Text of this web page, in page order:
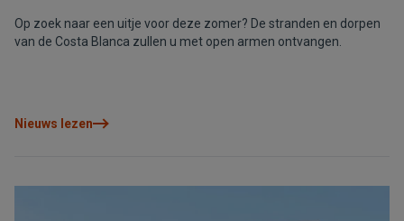
Op zoek naar een uitje voor deze zomer? De stranden en dorpen
van de Costa Blanca zullen u met open armen ontvangen.
Nieuws lezen